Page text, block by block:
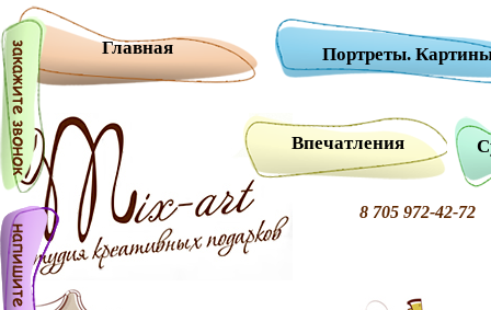
Главная Портреты.
8 705 972-42-
Впечатления